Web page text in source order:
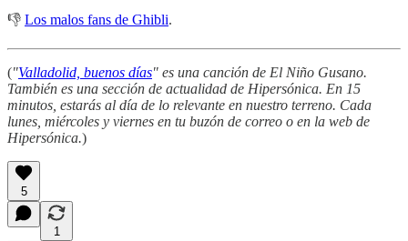
👎 Los malos fans de Ghibli.
("Valladolid, buenos días" es una canción de El Niño Gusano.
También es una sección de actualidad de Hipersónica. En 15
minutos, estarás al día de lo relevante en nuestro terreno. Cada
lunes, miércoles y viernes en tu buzón de correo o en la web de
Hipersónica.)
5
1